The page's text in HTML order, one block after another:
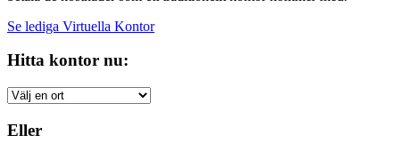
Se lediga Virtuella Kontor
Hitta kontor nu:
Eller